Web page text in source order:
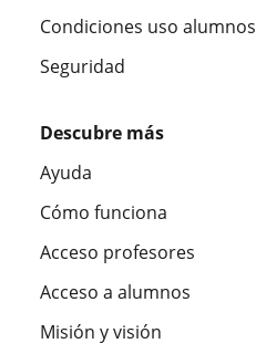
Condiciones uso alumnos
Seguridad
Descubre más
Ayuda
Cómo funciona
Acceso profesores
Acceso a alumnos
Misión y visión